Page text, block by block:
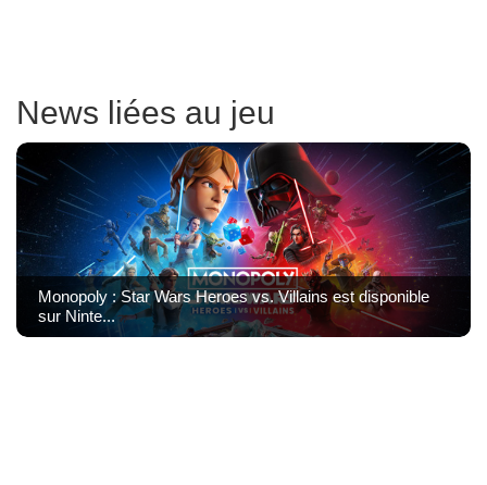
News liées au jeu
Monopoly : Star Wars Heroes vs. Villains est disponible
sur Ninte...